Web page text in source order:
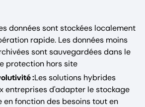
données sont stockées localement
rapide. Les données moins
sont sauvegardées dans le
protection hors site
:Les solutions hybrides
entreprises d'adapter le stockage
en fonction des besoins tout en